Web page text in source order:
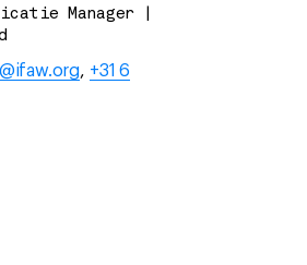
Manager |
, +31 6